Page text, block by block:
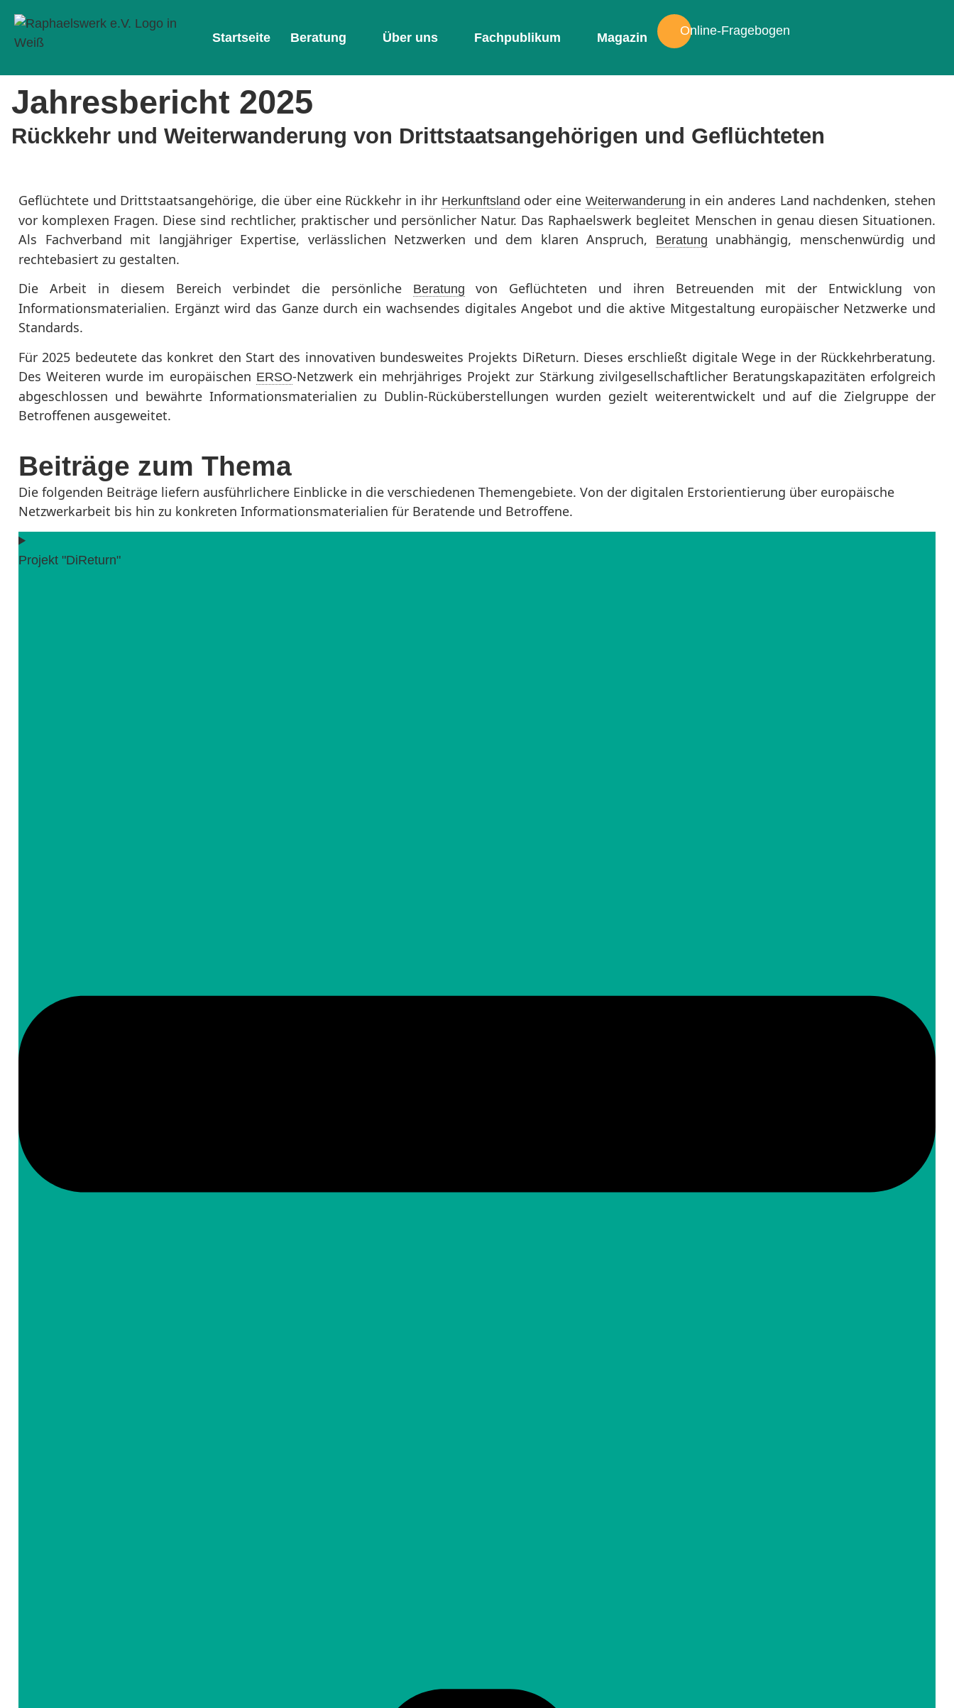
Startseite Beratung Über uns Fachpublikum Magazin Online-Fragebogen
Jahresbericht 2025
Rückkehr und Weiterwanderung von Drittstaatsangehörigen und Geflüchteten
Geflüchtete und Drittstaatsangehörige, die über eine Rückkehr in ihr Herkunftsland oder eine Weiterwanderung in ein anderes Land nachdenken, stehen
vor komplexen Fragen. Diese sind rechtlicher, praktischer und persönlicher Natur. Das Raphaelswerk begleitet Menschen in genau diesen Situationen.
Als Fachverband mit langjähriger Expertise, verlässlichen Netzwerken und dem klaren Anspruch,
Beratung
unabhängig, menschenwürdig und
rechtebasiert zu gestalten.
Die Arbeit in diesem Bereich verbindet die persönliche
Beratung
von Geflüchteten und ihren Betreuenden mit der Entwicklung von
Informationsmaterialien. Ergänzt wird das Ganze durch ein wachsendes digitales Angebot und die aktive Mitgestaltung europäischer Netzwerke und
Standards.
Für 2025 bedeutete das konkret den Start des innovativen bundesweites Projekts DiReturn. Dieses erschließt digitale Wege in der Rückkehrberatung.
Des Weiteren wurde im europäischen ERSO-Netzwerk ein mehrjähriges Projekt zur Stärkung zivilgesellschaftlicher Beratungskapazitäten erfolgreich
abgeschlossen und bewährte Informationsmaterialien zu Dublin-Rücküberstellungen wurden gezielt weiterentwickelt und auf die Zielgruppe der
Betroffenen ausgeweitet.
Beiträge zum Thema
Die folgenden Beiträge liefern ausführlichere Einblicke in die verschiedenen Themengebiete. Von der digitalen Erstorientierung über europäische
Netzwerkarbeit bis hin zu konkreten Informationsmaterialien für Beratende und Betroffene.
Projekt "DiReturn"